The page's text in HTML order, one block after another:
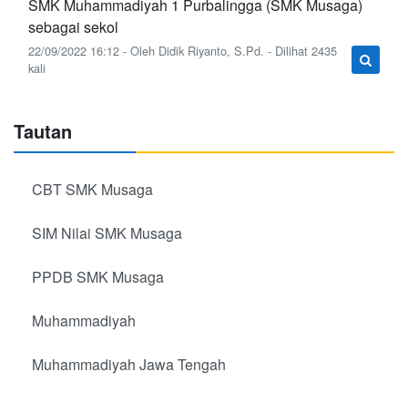
SMK Muhammadiyah 1 Purbalingga (SMK Musaga)
sebagai sekol
22/09/2022 16:12 - Oleh Didik Riyanto, S.Pd. - Dilihat 2435
kali
Tautan
CBT SMK Musaga
SIM Nilai SMK Musaga
PPDB SMK Musaga
Muhammadiyah
Muhammadiyah Jawa Tengah